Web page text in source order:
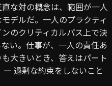
な対の概念は、範囲が一人
デルだ。一人のプラクティ
のクリティカルパス上で決
い。仕事が、一人の責任あ
大きいとき、答えはパート
— 過剰な約束をしないこと